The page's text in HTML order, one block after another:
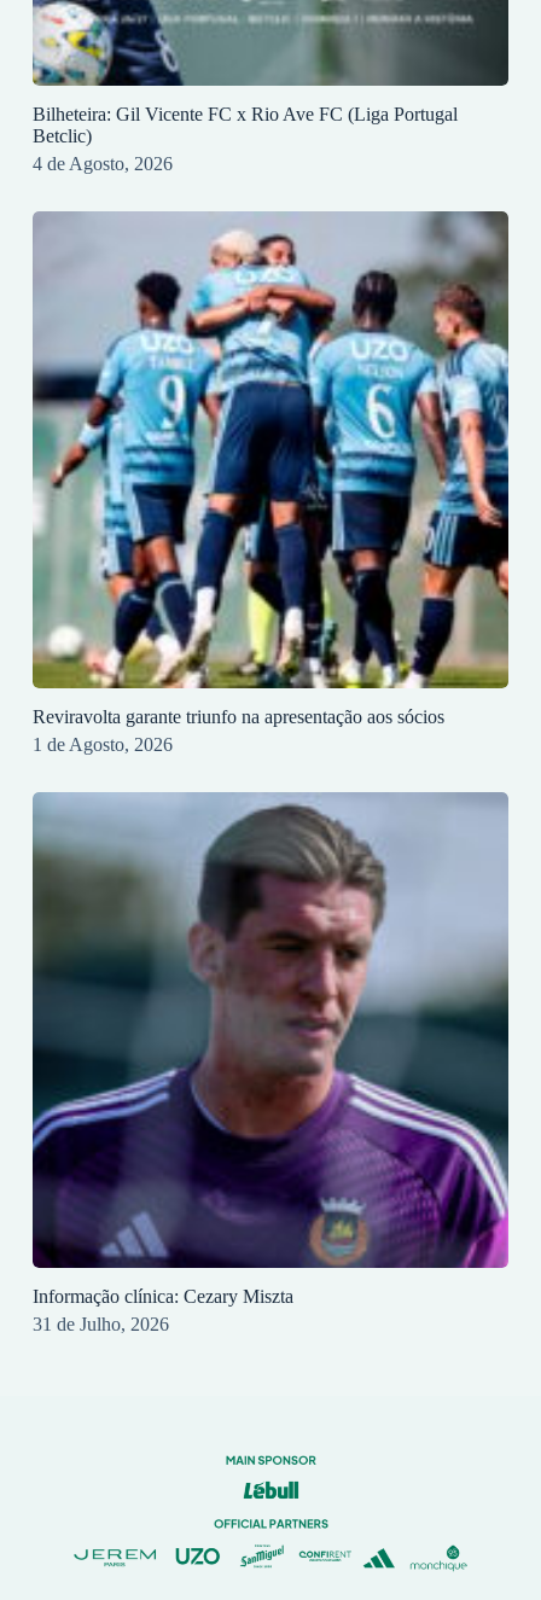
Bilheteira: Gil Vicente FC x Rio Ave FC (Liga Portugal
Betclic)
4 de Agosto, 2026
Reviravolta garante triunfo na apresentação aos sócios
1 de Agosto, 2026
Informação clínica: Cezary Miszta
31 de Julho, 2026